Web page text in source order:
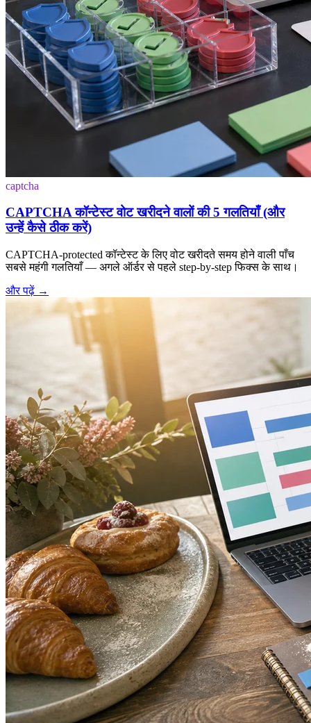
captcha
CAPTCHA कॉन्टेस्ट वोट खरीदने वालों की 5 गलतियाँ (और
उन्हें कैसे ठीक करें)
CAPTCHA-protected कॉन्टेस्ट के लिए वोट खरीदते समय होने वाली पाँच
सबसे महंगी गलतियाँ — अगले ऑर्डर से पहले step-by-step फिक्स के साथ।
और पढ़ें →